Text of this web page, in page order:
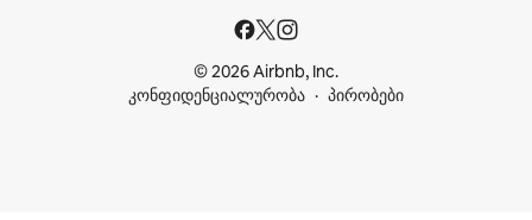
© 2026 Airbnb, Inc.
კონფიდენციალურობა
პირობები